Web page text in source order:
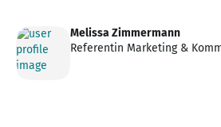
Melissa Zimmermann
Referentin Marketing &